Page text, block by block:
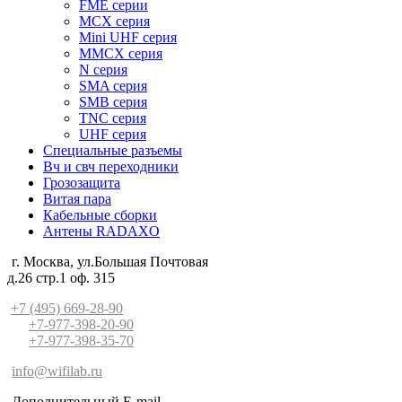
FME серии
MCX серия
Mini UHF серия
MMCX серия
N серия
SMA серия
SMB серия
TNC серия
UHF серия
Специальные разъемы
Вч и свч переходники
Грозозащита
Витая пара
Кабельные сборки
Антены RADAXO
г. Москва, ул.Большая Почтовая
д.26 стр.1 оф. 315
+7 (495) 669-28-90
+7-977-398-20-90
+7-977-398-35-70
info@wifilab.ru